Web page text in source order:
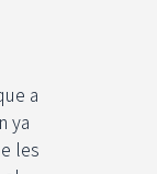
a
ya
les